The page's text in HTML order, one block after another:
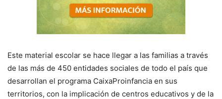
Este material escolar se hace llegar a las familias a través
de las más de 450 entidades sociales de todo el país que
desarrollan el programa CaixaProinfancia en sus
territorios, con la implicación de centros educativos y de la